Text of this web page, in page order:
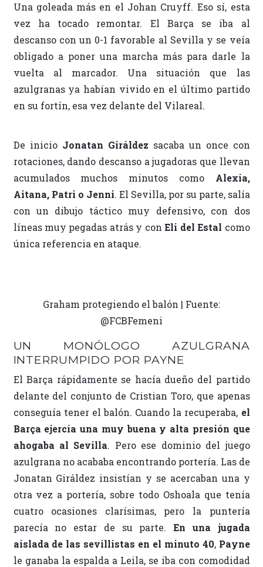
Una goleada más en el Johan Cruyff. Eso sí, esta
vez ha tocado remontar. El Barça se iba al
descanso con un 0-1 favorable al Sevilla y se veía
obligado a poner una marcha más para darle la
vuelta al marcador. Una situación que las
azulgranas ya habían vivido en el último partido
en su fortín, esa vez delante del Vilareal.
De inicio Jonatan Giráldez sacaba un once con
rotaciones, dando descanso a jugadoras que llevan
acumulados muchos minutos como Alexia,
Aitana, Patri o Jenni. El Sevilla, por su parte, salía
con un dibujo táctico muy defensivo, con dos
líneas muy pegadas atrás y conEli del Estal como
única referencia en ataque.
Graham protegiendo el balón | Fuente:
@FCBFemeni
UN MONÓLOGO AZULGRANA
INTERRUMPIDO POR PAYNE
El Barça rápidamente se hacía dueño del partido
delante del conjunto de Cristian Toro, que apenas
conseguía tener el balón. Cuando la recuperaba, el
Barça ejercía una muy buena y alta presión que
ahogaba al Sevilla. Pero ese dominio del juego
azulgrana no acababa encontrando portería. Las de
Jonatan Giráldez insistían y se acercaban una y
otra vez a portería, sobre todo Oshoala que tenía
cuatro ocasiones clarísimas, pero la puntería
parecía no estar de su parte. En una jugada
aislada de las sevillistas en el minuto 40, Payne
le ganaba la espalda a Leila, se iba con comodidad